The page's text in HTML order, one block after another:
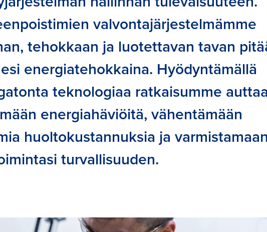
valvontajärjestelmämme
tehokkaan ja luotettavan tavan
energiatehokkaina. Hyödyntämällä
teknologiaa ratkaisumme auttaa
energiahäviöitä, vähentämään
huoltokustannuksia ja varmistamaan
turvallisuuden.